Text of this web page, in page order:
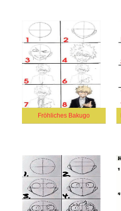
Fröhliches Bakugo